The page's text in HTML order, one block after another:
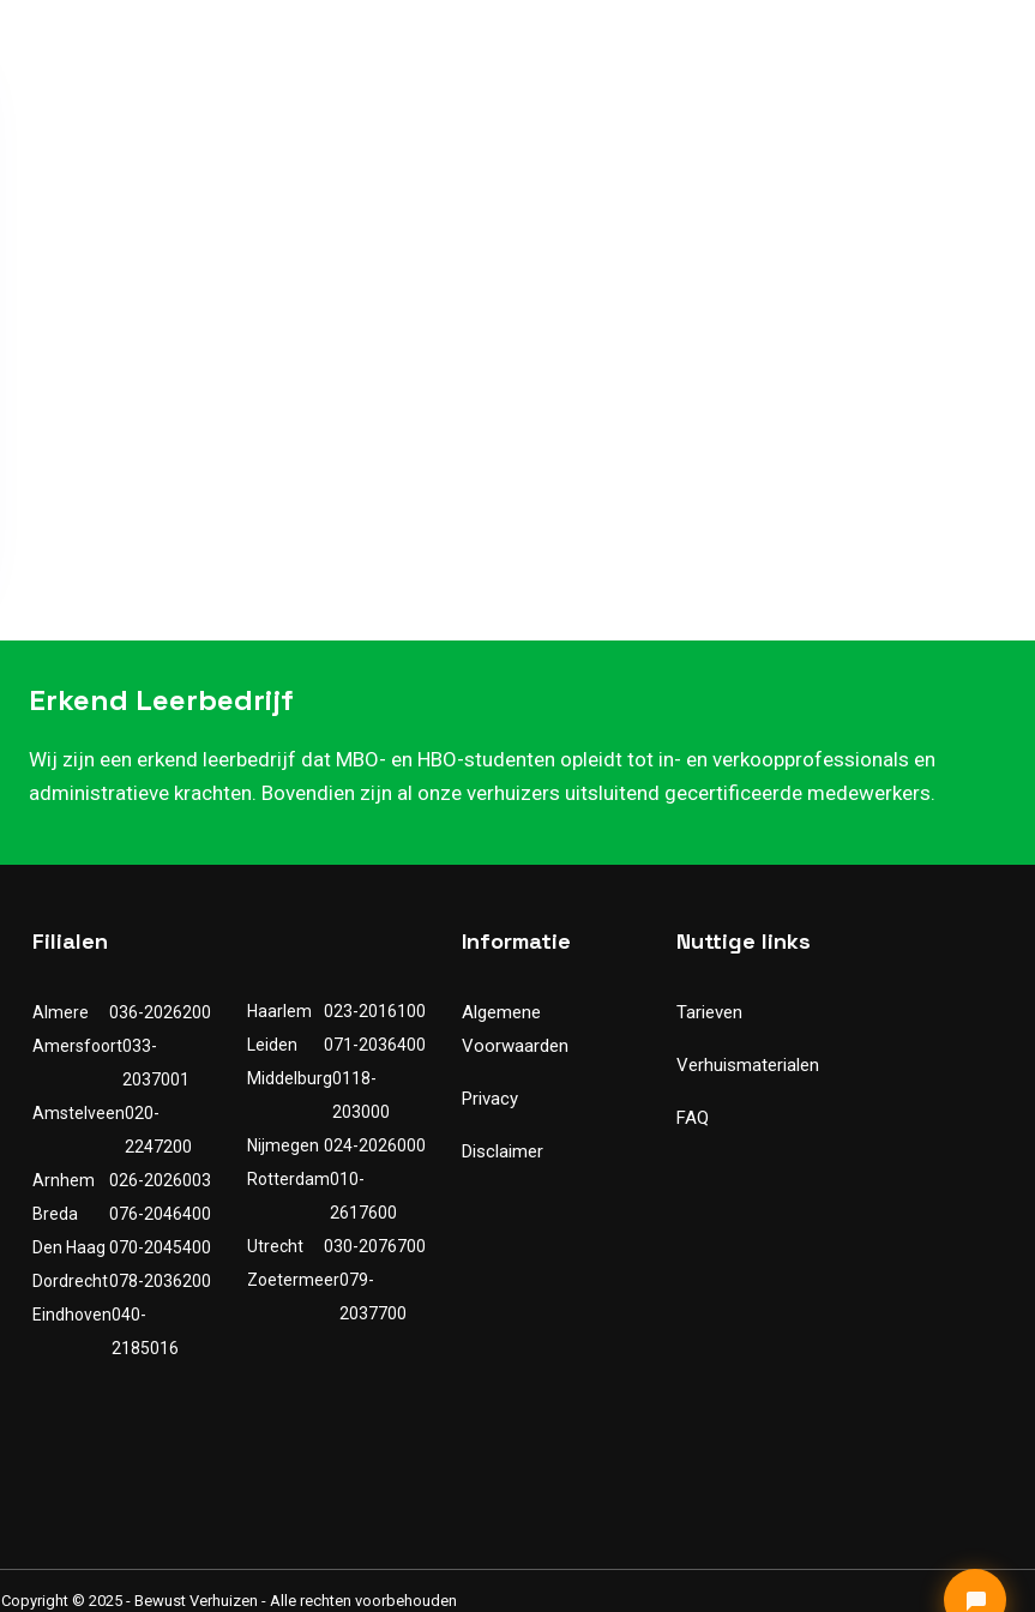
Erkend Leerbedrijf
Wij zijn een erkend leerbedrijf dat MBO- en HBO-studenten opleidt tot in- en verkoopprofessionals en
administratieve krachten. Bovendien zijn al onze verhuizers uitsluitend gecertificeerde medewerkers.
Filialen
Almere
036-2026200
Amersfoort033-
2037001
Amstelveen020-
2247200
Arnhem
026-2026003
Breda
076-2046400
Den Haag 070-2045400
Dordrecht078-2036200
Eindhoven040-
2185016
Haarlem
023-2016100
Leiden
071-2036400
Middelburg0118-
203000
Nijmegen 024-2026000
Rotterdam010-
2617600
Utrecht
030-2076700
Zoetermeer079-
2037700
Informatie
Algemene
Voorwaarden
Privacy
Disclaimer
Nuttige links
Tarieven
Verhuismaterialen
FAQ
Copyright © 2025 - Bewust Verhuizen - Alle rechten voorbehouden